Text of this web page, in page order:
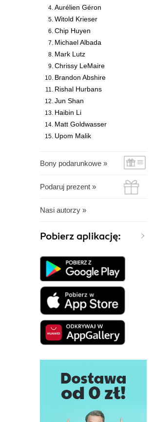
Aurélien Géron
Witold Krieser
Chip Huyen
Michael Albada
Mark Lutz
Chrissy LeMaire
Brandon Abshire
Rishal Hurbans
Jun Shan
Haibin Li
Matt Goldwasser
Upom Malik
Bony podarunkowe »
Podaruj prezent »
Nasi autorzy »
Pobierz aplikację: